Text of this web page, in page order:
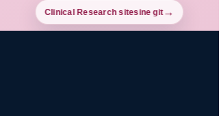
Clinical Research sitesine git